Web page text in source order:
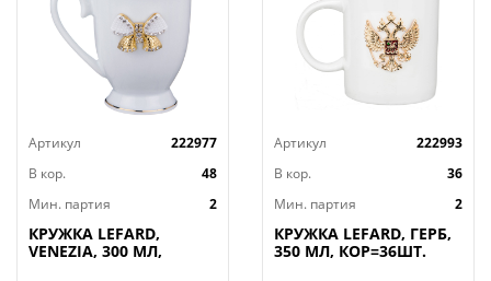
Артикул
222977
В кор.
48
Мин. партия
2
КРУЖКА LEFARD,
VENEZIA, 300 МЛ,
Артикул
222993
В кор.
36
Мин. партия
2
КРУЖКА LEFARD, ГЕРБ,
350 МЛ, КОР=36ШТ.